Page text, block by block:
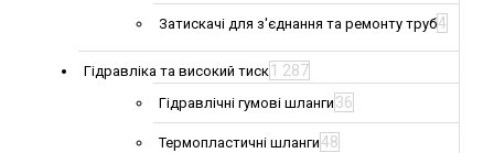
Затискачі для з'єднання та ремонту труб4
Гідравліка та високий тиск 1 287
Гідравлічні гумові шланги 36
Термопластичні шланги48